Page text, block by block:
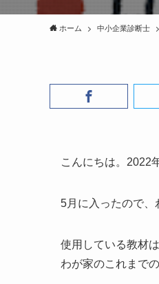
ホーム 中小企業診断士
こんにちは。2022
5月に入ったので、
使用している教材は
わが家のこれまで